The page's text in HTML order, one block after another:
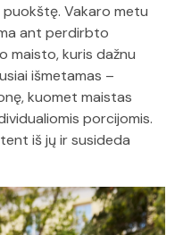
Vakaro metu
ant perdirbto
maisto, kuris dažnu
išmetamas –
kuomet maistas
porcijomis.
iš jų ir susideda